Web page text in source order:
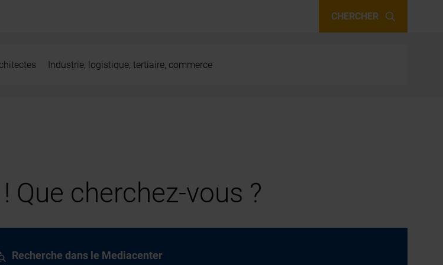
CHERCHER
Industrie, logistique, tertiaire, commerce
Que cherchez-vous ?
Recherche dans le Mediacenter